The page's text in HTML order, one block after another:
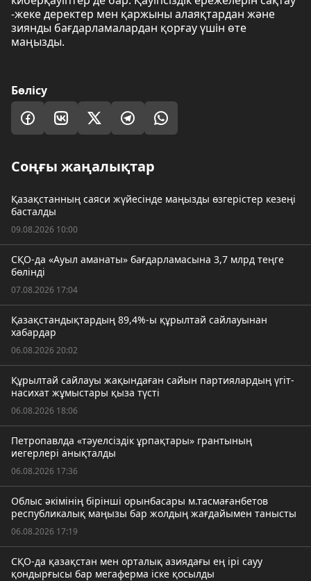
-жеке деректер мен қаржыны алаяқтардан және
зиянды бағдарламалардан қорғау үшін өте
маңызды.
Бөлісу
Соңғы жаңалықтар
Қазақстанның саяси жүйесінде маңызды өзгерістер кезеңі
басталды
09.08.2026 10:00
СҚО-да «Ауыл аманаты» бағдарламасына 3,7 млрд теңге
бөлінді
07.08.2026 17:04
Қазақстандықтардың 89,4%-ы құрылтай сайлауынан
хабардар
06.08.2026 20:02
Құрылтай сайлауы жақындаған сайын партиялардың үгіт-
насихат жұмыстары қыза түсті
06.08.2026 18:06
Петропавлда «тәуелсіздік ұрпақтары» грантының
иегерлері анықталды
06.08.2026 17:36
Облыс әкімінің бірінші орынбасары м.тасмағанбетов
республикалық маңызы бар жолдың жағдайымен танысты
06.08.2026 17:19
СҚО-да қазақстан мен орталық азиядағы ең ірі сауу
қондырғысы бар мегаферма іске қосылды